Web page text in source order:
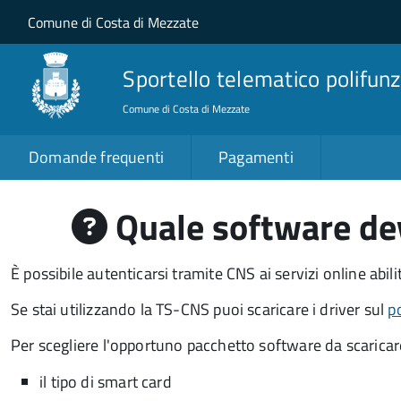
Salta al contenuto principale
Skip to site navigation
Comune di Costa di Mezzate
Sportello telematico
Comune di Costa di Mezzate
Domande frequenti Pagamenti
Quale software
È possibile autenticarsi tramite CNS ai servizi online
Se stai utilizzando la TS-CNS puoi scaricare i driver sul
Per scegliere l'opportuno pacchetto software da
il tipo di smart card